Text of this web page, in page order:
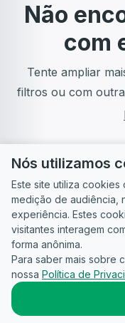
Não
com
Tente ampliar
filtros ou com
Guia do
Candidato
Para
Nós utilizamos
Este site utiliza cookies
medição de audiência,
experiência. Estes
visitantes interagem
forma anônima.
Para saber mais sobre
nossa Política de